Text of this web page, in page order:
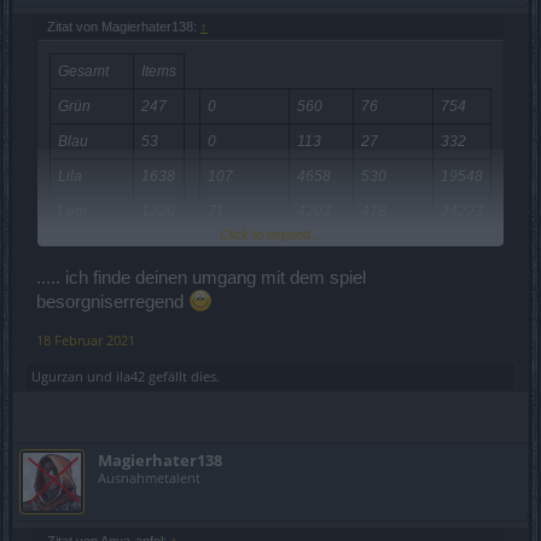
Zitat von Magierhater138: ↑
Gesamt Items
Grün 247 0 560 76 754
Blau 53 0 113 27 332
Lila 1638 107 4658 530 19548
Insgesamt 3158 0 9533 1051 44857
Infernal
Fragmente
Wissen
Das ist meine Ausbeute aus 3158 Würfeln, dazu gab es noch 5k
Click to expand...
..... ich finde deinen umgang mit dem spiel
besorgniserregend
18 Februar 2021
Ugurzan und ila42 gefällt dies.
Magierhater138
Ausnahmetalent